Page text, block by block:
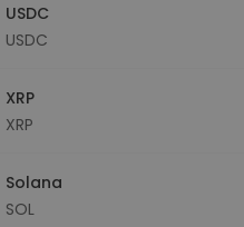
USDC
USDC
XRP
XRP
Solana
SOL